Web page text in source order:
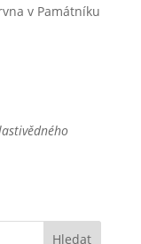
v Památníku